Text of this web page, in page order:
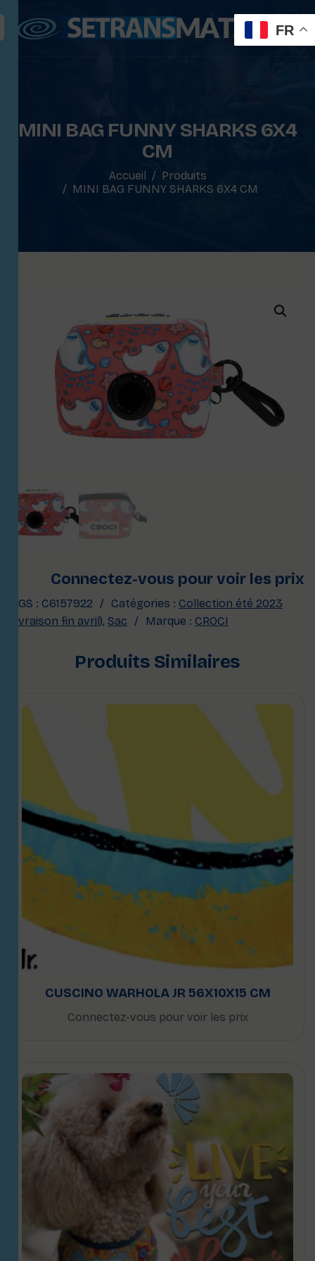
MINI BAG FUNNY SHARKS 6X4
CM
Accueil
Produits
MINI BAG FUNNY SHARKS 6X4 CM
Connectez-vous pour voir les prix
UGS : C6157922 Catégories : Collection été 2023
(livraison fin avril), Sac Marque : CROCI
Produits Similaires
CUSCINO WARHOLA JR 56X10X15 CM
Connectez-vous pour voir les prix
FR